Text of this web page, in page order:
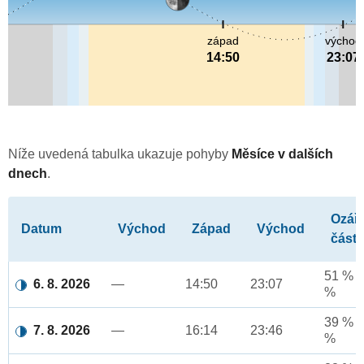
východ
23:07
západ
14:50
Níže uvedená tabulka ukazuje pohyby Měsíce v dalších
dnech.
Datum Východ Západ Východ
část
6. 8. 2026 — 14:50 23:07
51 %
%
7. 8. 2026 — 16:14 23:46
39 %
%